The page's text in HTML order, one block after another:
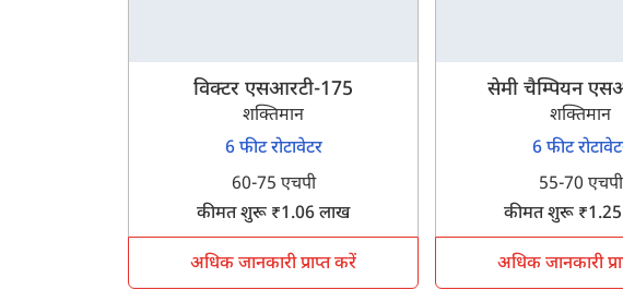
विक्टर एसआरटी-175
शक्तिमान
6 फीट रोटावेटर
60-75 एचपी
कीमत शुरू ₹1.06 लाख
अधिक जानकारी प्राप्त करें
सेमी चैम्पियन
शक्तिमान
6 फीट
55-70 एचपी
कीमत शुरू
अधिक जानकारी